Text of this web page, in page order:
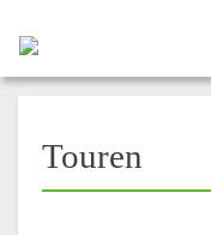
Touren